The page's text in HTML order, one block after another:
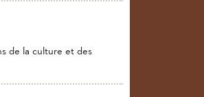
de la culture et des